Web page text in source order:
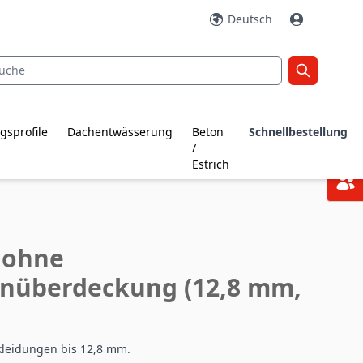
Deutsch
Dachentwässerung
Beton
/
Estrich
Schnellbestellung
(12,8 mm,
bis 12,8 mm.